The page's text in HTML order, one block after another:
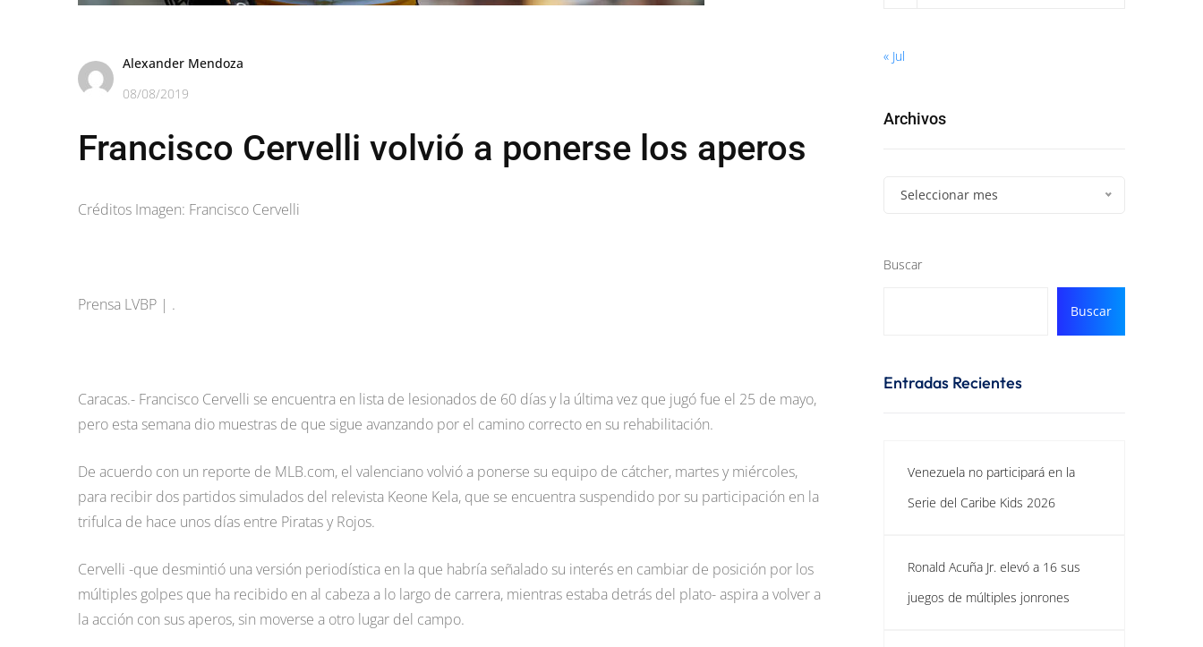
Alexander Mendoza
08/08/2019
Francisco Cervelli volvió a ponerse los aperos
Créditos Imagen: Francisco Cervelli
Prensa LVBP | .
Caracas.- Francisco Cervelli se encuentra en lista de lesionados de 60 días y la última vez que jugó fue el 25 de mayo,
pero esta semana dio muestras de que sigue avanzando por el camino correcto en su rehabilitación.
De acuerdo con un reporte de MLB.com, el valenciano volvió a ponerse su equipo de cátcher, martes y miércoles,
para recibir dos partidos simulados del relevista Keone Kela, que se encuentra suspendido por su participación en la
trifulca de hace unos días entre Piratas y Rojos.
Cervelli -que desmintió una versión periodística en la que habría señalado su interés en cambiar de posición por los
múltiples golpes que ha recibido en al cabeza a lo largo de carrera, mientras estaba detrás del plato- aspira a volver a
la acción con sus aperos, sin moverse a otro lugar del campo.
« Jul
Archivos
Seleccionar mes
Buscar
Buscar
Entradas Recientes
Venezuela no participará en la
Serie del Caribe Kids 2026
Ronald Acuña Jr. elevó a 16 sus
juegos de múltiples jonrones